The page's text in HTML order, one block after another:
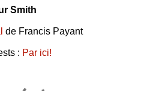
Smith
de Francis Payant
: Par ici!